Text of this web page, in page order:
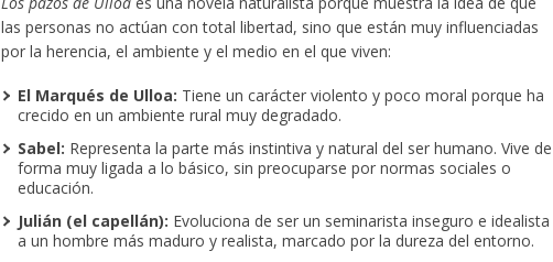
las personas no actúan con total libertad, sino que están muy influenciadas
por la herencia, el ambiente y el medio en el que viven:
El Marqués de Ulloa: Tiene un carácter violento y poco moral porque ha
crecido en un ambiente rural muy degradado.
Sabel: Representa la parte más instintiva y natural del ser humano. Vive de
forma muy ligada a lo básico, sin preocuparse por normas sociales o
educación.
Julián (el capellán): Evoluciona de ser un seminarista inseguro e idealista
a un hombre más maduro y realista, marcado por la dureza del entorno.